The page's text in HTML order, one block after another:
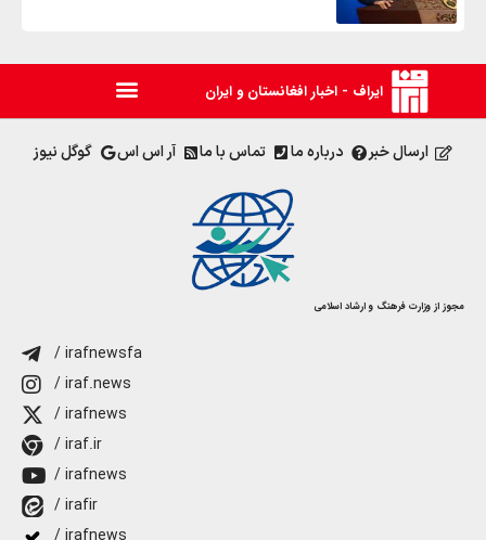
ایراف - اخبار افغانستان و ایران
ارسال خبر درباره ما تماس با ما آر اس اس گوگل نیوز
مجوز از وزارت فرهنگ و ارشاد اسلامی
/ irafnewsfa
/ iraf.news
/ irafnews
/ iraf.ir
/ irafnews
/ irafir